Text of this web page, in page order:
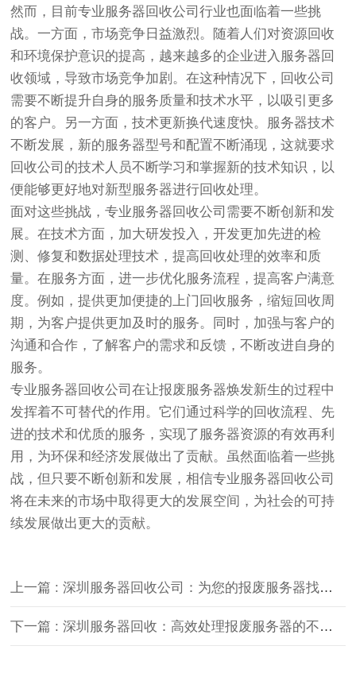
然而，目前专业服务器回收公司行业也面临着一些挑
战。一方面，市场竞争日益激烈。随着人们对资源回收
和环境保护意识的提高，越来越多的企业进入服务器回
收领域，导致市场竞争加剧。在这种情况下，回收公司
需要不断提升自身的服务质量和技术水平，以吸引更多
的客户。另一方面，技术更新换代速度快。服务器技术
不断发展，新的服务器型号和配置不断涌现，这就要求
回收公司的技术人员不断学习和掌握新的技术知识，以
便能够更好地对新型服务器进行回收处理。
面对这些挑战，专业服务器回收公司需要不断创新和发
展。在技术方面，加大研发投入，开发更加先进的检
测、修复和数据处理技术，提高回收处理的效率和质
量。在服务方面，进一步优化服务流程，提高客户满意
度。例如，提供更加便捷的上门回收服务，缩短回收周
期，为客户提供更加及时的服务。同时，加强与客户的
沟通和合作，了解客户的需求和反馈，不断改进自身的
服务。
专业服务器回收公司在让报废服务器焕发新生的过程中
发挥着不可替代的作用。它们通过科学的回收流程、先
进的技术和优质的服务，实现了服务器资源的有效再利
用，为环保和经济发展做出了贡献。虽然面临着一些挑
战，但只要不断创新和发展，相信专业服务器回收公司
将在未来的市场中取得更大的发展空间，为社会的可持
续发展做出更大的贡献。
上一篇 : 深圳服务器回收公司：为您的报废服务器找到好去处
下一篇 : 深圳服务器回收：高效处理报废服务器的不二之选